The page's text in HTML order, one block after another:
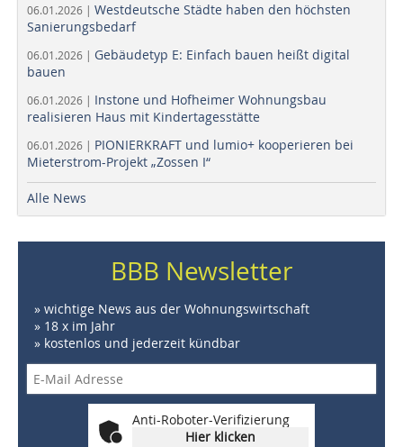
06.01.2026 | Westdeutsche Städte haben den höchsten
Sanierungsbedarf
06.01.2026 | Gebäudetyp E: Einfach bauen heißt digital
bauen
06.01.2026 | Instone und Hofheimer Wohnungsbau
realisieren Haus mit Kindertagesstätte
06.01.2026 | PIONIERKRAFT und lumio+ kooperieren bei
Mieterstrom-Projekt „Zossen I“
Alle News
BBB Newsletter
» wichtige News aus der Wohnungswirtschaft
» 18 x im Jahr
» kostenlos und jederzeit kündbar
Anti-Roboter-Verifizierung
Hier klicken